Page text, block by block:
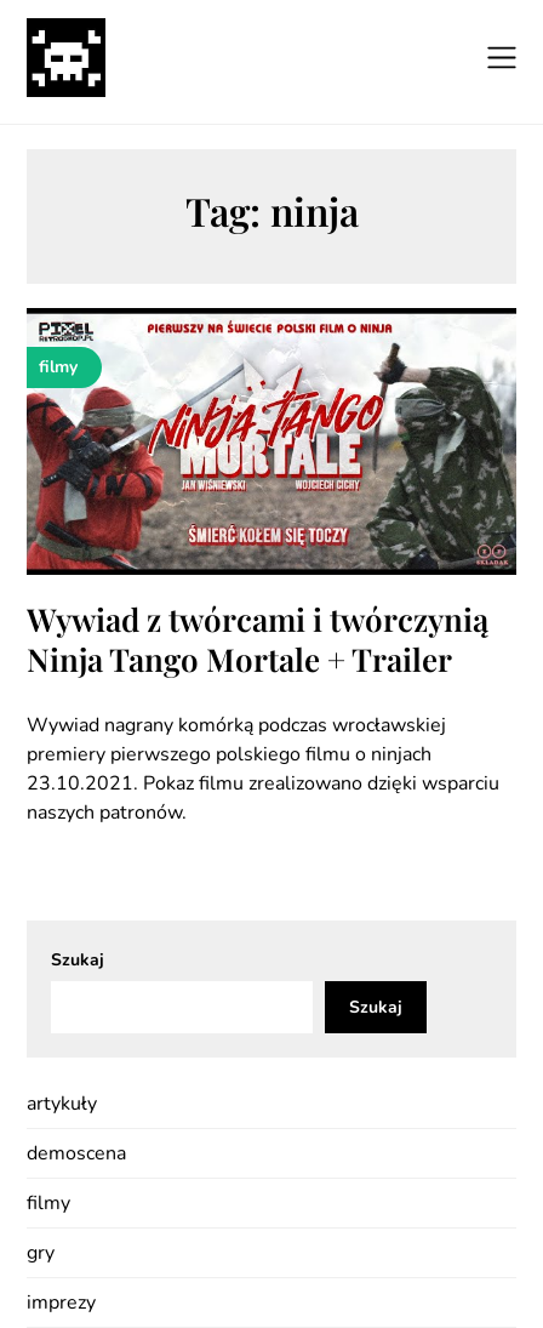
Skip
content
Tag: ninja
filmy
Wywiad z twórcami i twórczynią
Ninja Tango Mortale + Trailer
Wywiad nagrany komórką podczas wrocławskiej
premiery pierwszego polskiego filmu o ninjach
23.10.2021. Pokaz filmu zrealizowano dzięki wsparciu
naszych patronów.
Szukaj
Szukaj
artykuły
demoscena
filmy
gry
imprezy